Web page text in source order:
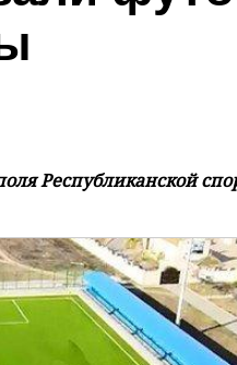
Республиканской